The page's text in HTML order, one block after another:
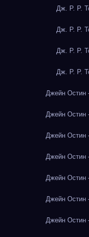
Дж. Р. Р.
Дж. Р. Р.
Дж. Р. Р.
Дж. Р. Р.
Джейн Остин
Джейн Остин
Джейн Остин
Джейн Остин
Джейн Остин
Джейн Остин
Джейн Остин